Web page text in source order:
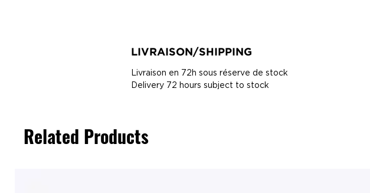
LIVRAISON/SHIPPING
Livraison en 72h sous réserve de stock
Delivery 72 hours subject to stock
Related Products